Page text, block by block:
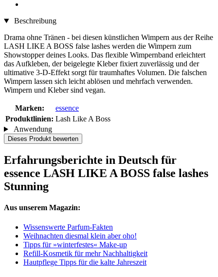
Beschreibung
Drama ohne Tränen - bei diesen künstlichen Wimpern aus der Reihe
LASH LIKE A BOSS false lashes werden die Wimpern zum
Showstopper deines Looks. Das flexible Wimpernband erleichtert
das Aufkleben, der beigelegte Kleber fixiert zuverlässig und der
ultimative 3-D-Effekt sorgt für traumhaftes Volumen. Die falschen
Wimpern lassen sich leicht ablösen und mehrfach verwenden.
Wimpern und Kleber sind vegan.
Marken:
essence
Produktlinien: Lash Like A Boss
Anwendung
Dieses Produkt bewerten
Erfahrungsberichte in Deutsch für
essence LASH LIKE A BOSS false lashes
Stunning
Aus unserem Magazin:
Wissenswerte Parfum-Fakten
Weihnachten diesmal klein aber oho!
Tipps für »winterfestes« Make-up
Refill-Kosmetik für mehr Nachhaltigkeit
Hautpflege Tipps für die kalte Jahreszeit